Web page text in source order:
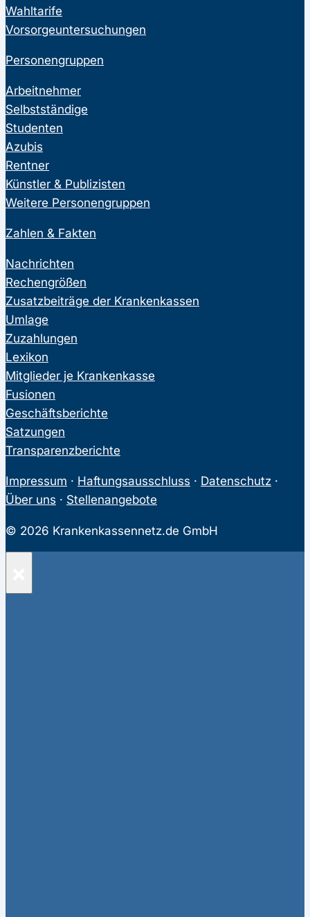
Wahltarife
Vorsorgeuntersuchungen
Personengruppen
Arbeitnehmer
Selbstständige
Studenten
Azubis
Rentner
Künstler & Publizisten
Weitere Personengruppen
Zahlen & Fakten
Nachrichten
Rechengrößen
Zusatzbeiträge der Krankenkassen
Umlage
Zuzahlungen
Lexikon
Mitglieder je Krankenkasse
Fusionen
Geschäftsberichte
Satzungen
Transparenzberichte
Impressum · Haftungsausschluss · Datenschutz ·
Über uns · Stellenangebote
© 2026 Krankenkassennetz.de GmbH